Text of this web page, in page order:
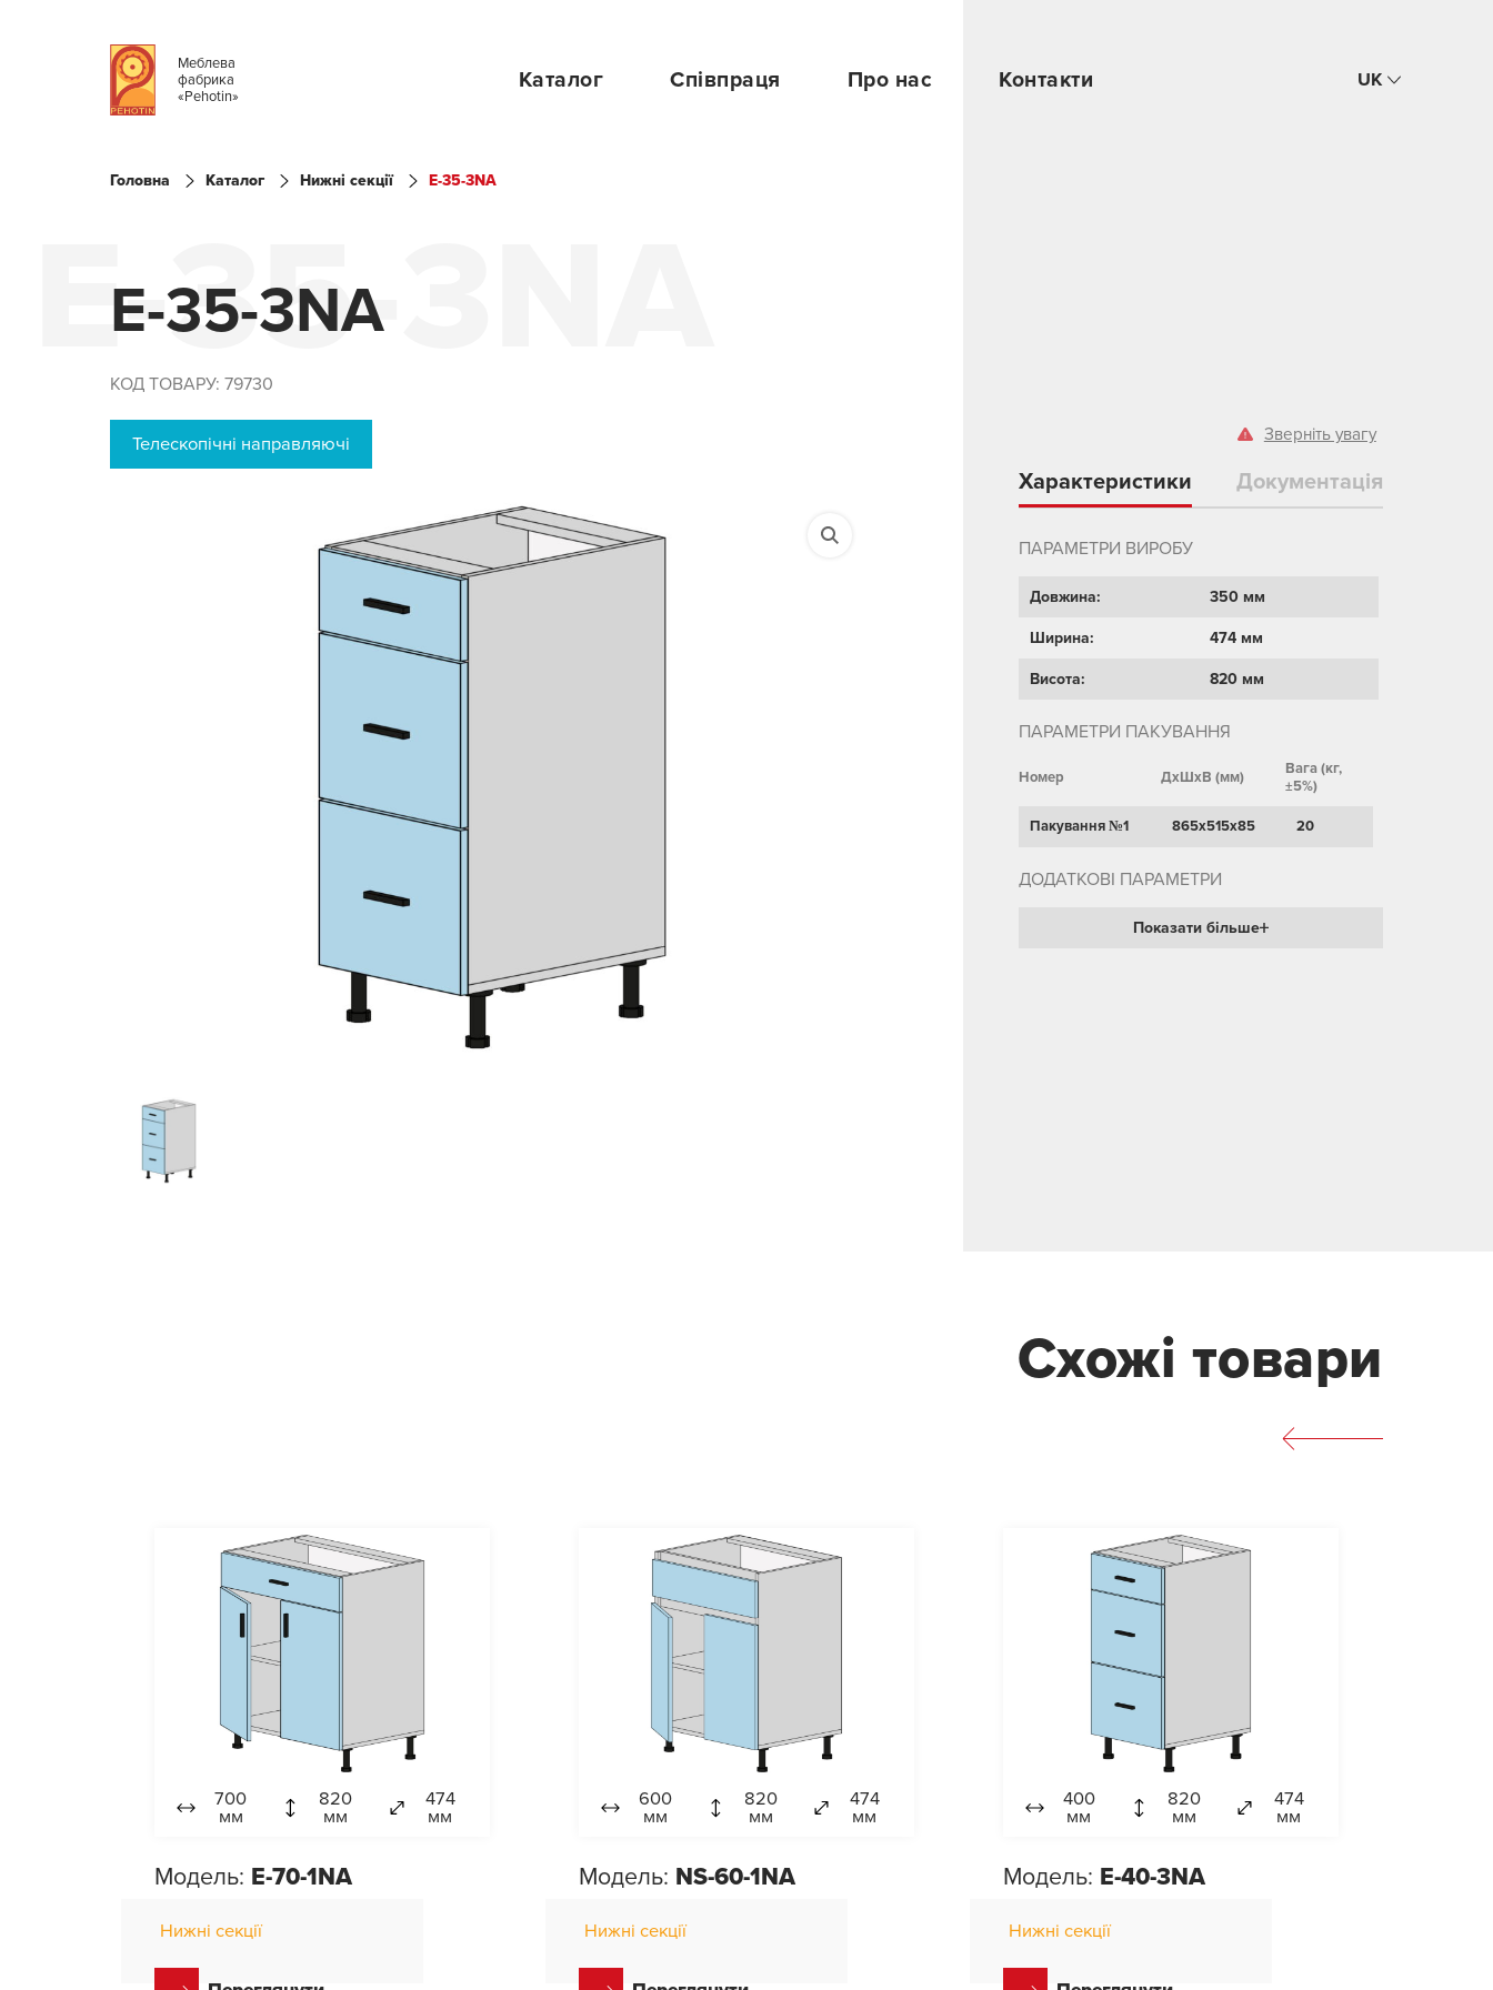
Меблева
фабрика
«Pehotin»
Каталог Співпраця Про нас Контакти UK
Головна Каталог Нижні секції E-35-3NA
E-35-3NA
E-35-3NA
КОД ТОВАРУ: 79730
Телескопічні направляючі Зверніть увагу
Характеристики Документація
ПАРАМЕТРИ ВИРОБУ
Довжина: 350 мм
Ширина: 474 мм
Висота: 820 мм
ПАРАМЕТРИ ПАКУВАННЯ
Номер ДхШхВ (мм)
Вага (кг,
±5%)
Пакування №1 865х515х85 20
ДОДАТКОВІ ПАРАМЕТРИ
Показати більше
Схожі товари
700
мм
820
мм
474
мм
Модель: E-70-1NA
Нижні секції
600
мм
820
мм
474
мм
Модель: NS-60-1NA
Нижні секції
400
мм
820
мм
474
мм
Модель: E-40-3NA
Нижні секції